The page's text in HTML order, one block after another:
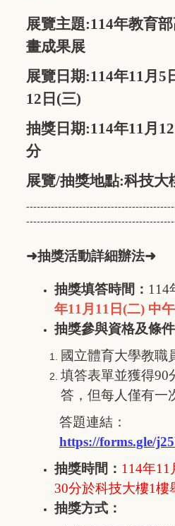
展覽主題:114年教育
畫成果展
展覽日期:114年11月5
12日(三)
抽獎日期:114年11月
分
展覽/抽獎地點:科技大
➜抽獎活動詳細辦法➜
抽獎填答時間： 114
年11 月11日(二) 中午
抽獎參與資格及條件
國立體育大學教職
填答表單並獲得90
答，但每人僅有一
答題連結：
https://forms.gle/
抽獎時間： 114年11
30分於科技大樓1樓
抽獎方式：